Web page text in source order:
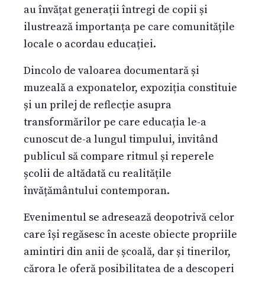
au învățat generații întregi de copii și
ilustrează importanța pe care comunitățile
locale o acordau educației.
Dincolo de valoarea documentară și
muzeală a exponatelor, expoziția constituie
și un prilej de reflecție asupra
transformărilor pe care educația le-a
cunoscut de-a lungul timpului, invitând
publicul să compare ritmul și reperele
școlii de altădată cu realitățile
învățământului contemporan.
Evenimentul se adresează deopotrivă celor
care își regăsesc în aceste obiecte propriile
amintiri din anii de școală, dar și tinerilor,
cărora le oferă posibilitatea de a descoperi